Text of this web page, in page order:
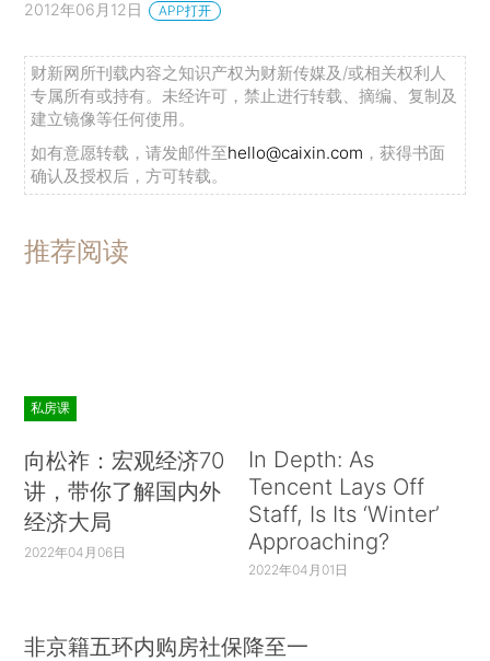
2012年06月12日 APP打开
财新网所刊载内容之知识产权为财新传媒及/或相关权利人
专属所有或持有。未经许可，禁止进行转载、摘编、复制及
建立镜像等任何使用。
如有意愿转载，请发邮件至hello@caixin.com ，获得书面
确认及授权后，方可转载。
推荐阅读
私房课
向松祚：宏观经济70
讲，带你了解国内外
经济大局
2022年04月06日
In Depth: As
Tencent Lays Off
Staff, Is Its ‘Winter’
Approaching?
2022年04月01日
非京籍五环内购房社保降至一